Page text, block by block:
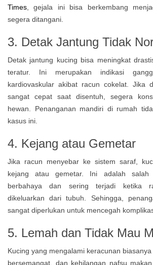
Times, gejala ini bisa berkembang
segera ditangani.
3. Detak Jantung Tidak
Detak jantung kucing bisa meningkat
teratur. Ini merupakan indikasi
kardiovaskular akibat racun cokelat. Jika
sangat cepat saat disentuh, segera
hewan. Penanganan mandiri di rumah
kasus ini.
4. Kejang atau Gemetar
Jika racun menyebar ke sistem saraf,
kejang atau gemetar. Ini adalah
berbahaya dan sering terjadi ketika
dikeluarkan dari tubuh. Sehingga,
sangat diperlukan untuk mencegah
5. Lemah dan Tidak Mau
Kucing yang mengalami keracunan biasanya
bersemangat, dan kehilangan nafsu